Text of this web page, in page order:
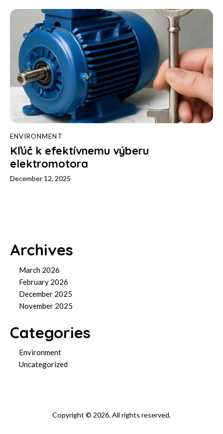
ENVIRONMENT
Kľúč k efektívnemu výberu
elektromotora
December 12, 2025
Archives
March 2026
February 2026
December 2025
November 2025
Categories
Environment
Uncategorized
Copyright © 2026. All rights reserved.